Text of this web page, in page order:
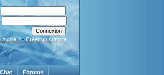
oublié ? - Créer un compte
Chat Forums